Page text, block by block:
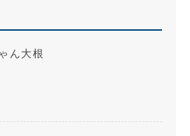
ん大根